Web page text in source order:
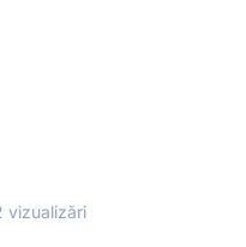
vizualizări